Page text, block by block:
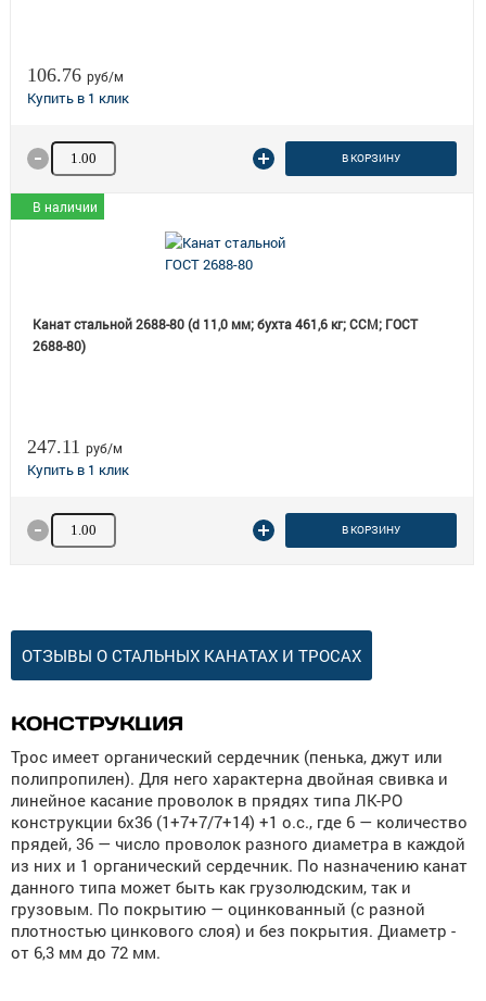
106.76 руб/м
Количество товара В КОРЗИНУ
В наличии
Канат стальной 2688-80 (d 11,0 мм; бухта 461,6 кг; ССМ; ГОСТ
2688-80)
247.11 руб/м
Количество товара В КОРЗИНУ
ОТЗЫВЫ О СТАЛЬНЫХ КАНАТАХ И ТРОСАХ
КОНСТРУКЦИЯ
Трос имеет органический сердечник (пенька, джут или
полипропилен). Для него характерна двойная свивка и
линейное касание проволок в прядях типа ЛК-РО
конструкции 6х36 (1+7+7/7+14) +1 о.с., где 6 — количество
прядей, 36 — число проволок разного диаметра в каждой
из них и 1 органический сердечник. По назначению канат
данного типа может быть как грузолюдским, так и
грузовым. По покрытию — оцинкованный (с разной
плотностью цинкового слоя) и без покрытия. Диаметр -
от 6,3 мм до 72 мм.